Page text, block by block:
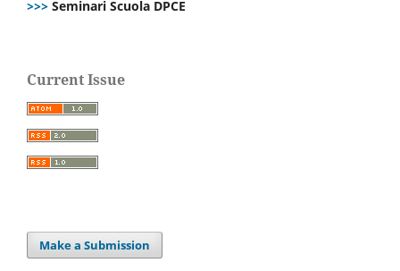
>>> Seminari Scuola DPCE
Current Issue
Make a Submission